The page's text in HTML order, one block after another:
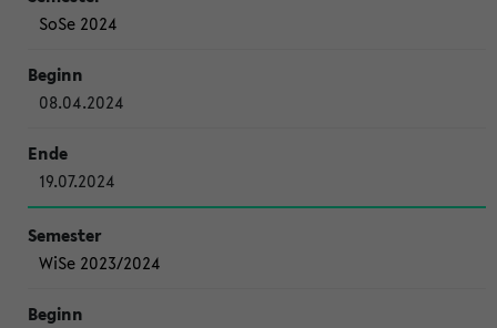
SoSe 2024
08.04.2024
19.07.2024
WiSe 2023/2024